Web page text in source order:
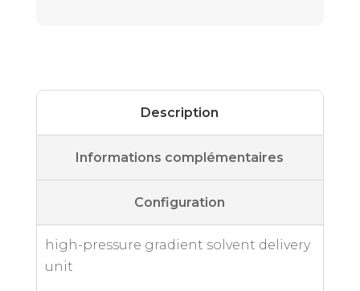
Description
Informations complémentaires
Configuration
high-pressure gradient solvent delivery
unit